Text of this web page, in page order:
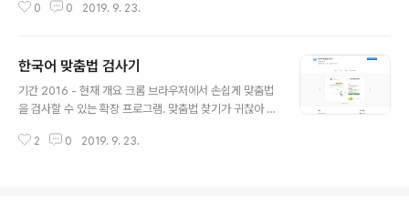
을 일괄 다운로드 받는 확장 프로그램입니다. 아이의 사진
즈노트 웹사이트에 접속하면 좌측 이미지와 같이 파란색,
초록색 바 형태의 버튼이 추가되는데 로그인 후 이 버튼을
누르면 키즈노트에 저장된 내 아이의 알림장과 앨범의 사
다. 이용 방법 및 관련 글 제작후기 착한 키즈노트의 나쁜
0 0 2019. 9. 23.
한국어 맞춤법 검사기
기간 2016 - 현재 개요 크롬 브라우저에서 손쉽게 맞춤법
을 검사할 수 있는 확장 프로그램. 맞춤법 찾기가 귀찮아 그
위해 만들었습니다. 2019년 7월 5,577명의 활성 사용자
2 0 2019. 9. 23.